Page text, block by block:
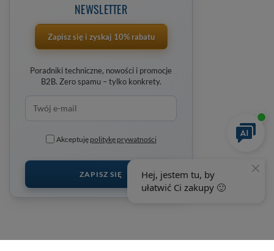
NEWSLETTER
Zapisz się i zyskaj 10% rabatu
Poradniki techniczne, nowości i promocje
B2B. Zero spamu – tylko konkrety.
Akceptuję politykę prywatności
ZAPISZ SIĘ